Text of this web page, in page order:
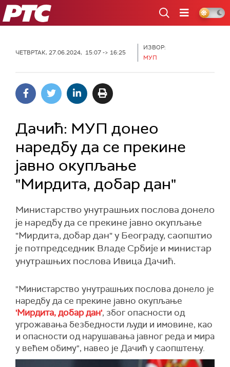
РТС
ЧЕТВРТАК, 27.06.2024, 15:07 -> 16:25
ИЗВОР:
МУП
Дачић: МУП донео
наредбу да се прекине
јавно окупљање
"Мирдита, добар дан"
Министарство унутрашњих послова донело
је наредбу да се прекине јавно окупљање
"Мирдита, добар дан" у Београду, саопштио
је потпредседник Владе Србије и министар
унутрашњих послова Ивица Дачић.
"Министарство унутрашњих послова донело је
наредбу да се прекине јавно окупљање
'Мирдита, добар дан', због опасности од
угрожавања безбедности људи и имовине, као
и опасности од нарушавања јавног реда и мира
у већем обиму", навео је Дачић у саопштењу.